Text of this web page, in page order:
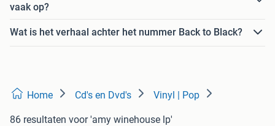
vaak op?
Wat is het verhaal achter het nummer Back to Black?
Home Cd's en Dvd's Vinyl | Pop
86 resultaten voor 'amy winehouse lp'